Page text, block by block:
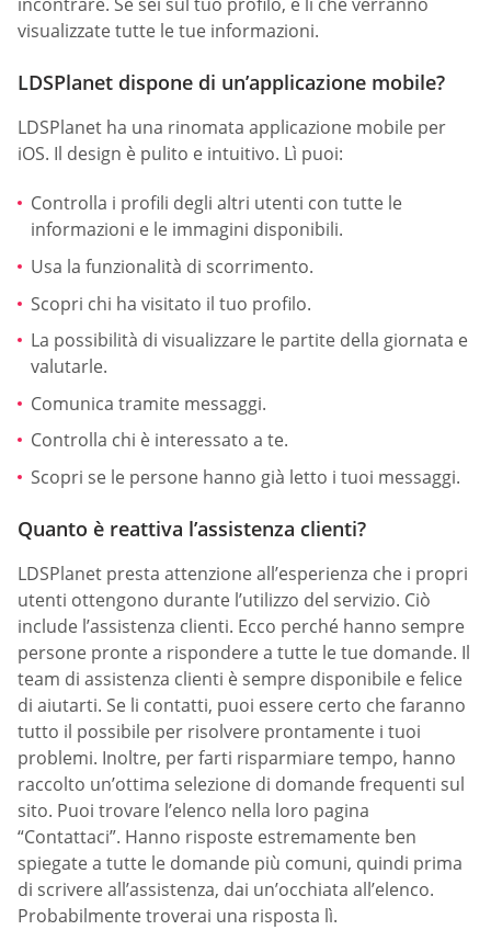
visualizzate tutte le tue informazioni.
LDSPlanet dispone di un’applicazione mobile?
LDSPlanet ha una rinomata applicazione mobile per
iOS. Il design è pulito e intuitivo. Lì puoi:
Controlla i profili degli altri utenti con tutte le
informazioni e le immagini disponibili.
Usa la funzionalità di scorrimento.
Scopri chi ha visitato il tuo profilo.
La possibilità di visualizzare le partite della giornata e
valutarle.
Comunica tramite messaggi.
Controlla chi è interessato a te.
Scopri se le persone hanno già letto i tuoi messaggi.
Quanto è reattiva l’assistenza clienti?
LDSPlanet presta attenzione all’esperienza che i propri
utenti ottengono durante l’utilizzo del servizio. Ciò
include l’assistenza clienti. Ecco perché hanno sempre
persone pronte a rispondere a tutte le tue domande. Il
team di assistenza clienti è sempre disponibile e felice
di aiutarti. Se li contatti, puoi essere certo che faranno
tutto il possibile per risolvere prontamente i tuoi
problemi. Inoltre, per farti risparmiare tempo, hanno
raccolto un’ottima selezione di domande frequenti sul
sito. Puoi trovare l’elenco nella loro pagina
“Contattaci”. Hanno risposte estremamente ben
spiegate a tutte le domande più comuni, quindi prima
di scrivere all’assistenza, dai un’occhiata all’elenco.
Probabilmente troverai una risposta lì.